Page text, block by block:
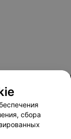
рекламы
договор
сбора